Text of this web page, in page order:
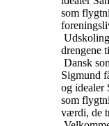
som
Udskoling
drengene
Dansk
Sigmund
og idealer
som
værdi, de